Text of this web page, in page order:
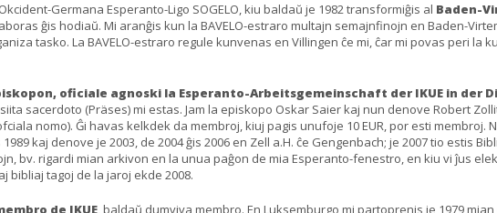
Germana Esperanto-Ligo SOGELO, kiu baldaŭ je 1982 transformiĝis al Baden-
ĝis hodiaŭ. Mi aranĝis kun la BAVELO-estraro multajn semajnfinojn en Baden-
tasko. La BAVELO-estraro regule kunvenas en Villingen ĉe mi, ĉar mi povas peri la
oficiale agnoski la Esperanto-Arbeitsgemeinschaft der IKUE in der
sacerdoto (Präses) mi estas. Jam la episkopo Oskar Saier kaj nun denove Robert
nomo). Ĝi havas kelkdek da membroj, kiuj pagis unufoje 10 EUR, por esti membroj.
kaj denove je 2003, de 2004 ĝis 2006 en Zell a.H. ĉe Gengenbach; je 2007 tio estis
bv. rigardi mian arkivon en la unua paĝon de mia Esperanto-fenestro, en kiu vi ĵus
bibliaj tagoj de la jaroj ekde 2008.
de IKUE, baldaŭ dumviva membro. En Luksemburgo mi partoprenis je 1979